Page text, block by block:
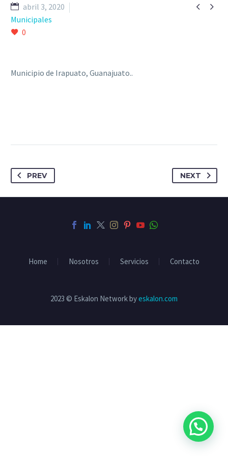
 
abril 3, 2020
Municipales
0
Municipio de Irapuato, Guanajuato..
PREV NEXT
Home Nosotros Servicios Contacto
2023 © Eskalon Network byeskalon.com